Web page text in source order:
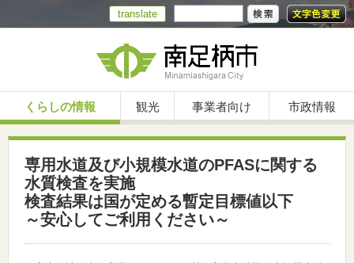
translate
くらしの情報 観光 事業者向け 市政情報
専用水道及び小規模水道のPFASに関する
水質検査を実施
検査結果は国が定める暫定目標値以下
～安心してご利用ください～